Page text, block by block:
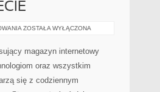
PRAWO
INTERNECIE
ZOSTAŁA WYŁĄCZONA
magazyn internetowy
oraz wszystkim
się z codziennym